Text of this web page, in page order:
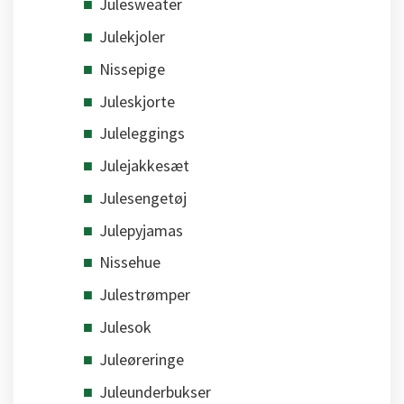
Julesweater
Julekjoler
Nissepige
Juleskjorte
Juleleggings
Julejakkesæt
Julesengetøj
Julepyjamas
Nissehue
Julestrømper
Julesok
Juleøreringe
Juleunderbukser